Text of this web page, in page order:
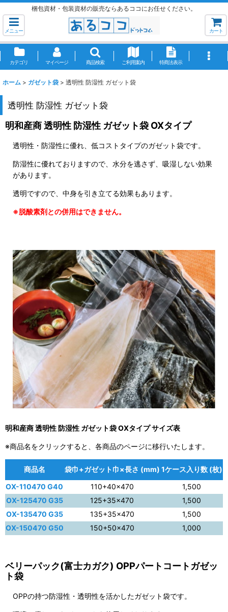
梱包資材・包装資材の販売ならあるココにお任せください。
メニュー カート
カテゴリ マイページ 商品検索 ご利用案内 特商法表示
ホーム > ガゼット袋 > 透明性 防湿性 ガゼット袋
透明性 防湿性 ガゼット袋
明和産商 透明性 防湿性 ガゼット袋 OXタイプ
透明性・防湿性に優れ、低コストタイプのガゼット袋です。
防湿性に優れておりますので、水分を逃さず、吸湿しない効果
があります。
透明ですので、中身を引き立てる効果もあります。
※脱酸素剤との併用はできません。
明和産商 透明性 防湿性 ガゼット袋 OXタイプ サイズ表
※商品名をクリックすると、各商品のページに移行いたします。
商品名 袋巾+ガゼット巾×長さ (mm) 1ケース入り数 (枚)
OX-110470 G40
110+40×470
1,500
OX-125470 G35
125+35×470
1,500
OX-135470 G35
135+35×470
1,500
OX-150470 G50
150+50×470 1,000
ベリーパック(富士カガク) OPPパートコートガゼッ
ト袋
OPPの持つ防湿性・透明性を活かしたガゼット袋です。